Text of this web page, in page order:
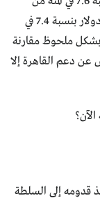
الديون (بلغت في العام 2022، حوالي 12.2 مليار دولار بنسبة 7.4 في
بشكل ملحوظ مقارنة
عن دعم القاهرة إلا
قدومه إلى السلطة